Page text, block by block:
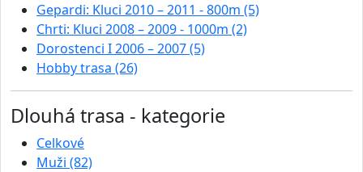
Gepardi: Kluci 2010 – 2011 - 800m (5)
Chrti: Kluci 2008 – 2009 - 1000m (2)
Dorostenci I 2006 – 2007 (5)
Hobby trasa (26)
Dlouhá trasa - kategorie
Celkové
Muži (82)